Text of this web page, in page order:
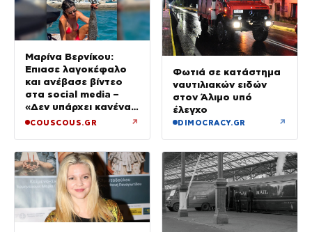
Μαρίνα Βερνίκου:
Έπιασε λαγοκέφαλο
και ανέβασε βίντεο
στα social media –
«Δεν υπάρχει κανένας
λόγος να φοβόμαστε»
COUSCOUS.GR ↗
Φωτιά σε κατάστημα
ναυτιλιακών ειδών
στον Άλιμο υπό
έλεγχο
DIMOCRACY.GR ↗